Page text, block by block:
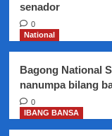
lindol
senador
0
National
Bagong National
nanumpa bilang
0
IBANG BANSA